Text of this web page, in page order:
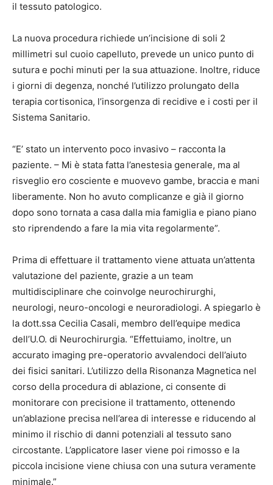
il tessuto patologico.
La nuova procedura richiede un’incisione di soli 2
millimetri sul cuoio capelluto, prevede un unico punto di
sutura e pochi minuti per la sua attuazione. Inoltre, riduce
i giorni di degenza, nonché l’utilizzo prolungato della
terapia cortisonica, l’insorgenza di recidive e i costi per il
Sistema Sanitario.
“E’ stato un intervento poco invasivo – racconta la
paziente. – Mi è stata fatta l’anestesia generale, ma al
risveglio ero cosciente e muovevo gambe, braccia e mani
liberamente. Non ho avuto complicanze e già il giorno
dopo sono tornata a casa dalla mia famiglia e piano piano
sto riprendendo a fare la mia vita regolarmente”.
Prima di effettuare il trattamento viene attuata un’attenta
valutazione del paziente, grazie a un team
multidisciplinare che coinvolge neurochirurghi,
neurologi, neuro-oncologi e neuroradiologi. A spiegarlo è
la dott.ssa Cecilia Casali, membro dell’equipe medica
dell’U.O. di Neurochirurgia. “Effettuiamo, inoltre, un
accurato imaging pre-operatorio avvalendoci dell’aiuto
dei fisici sanitari. L’utilizzo della Risonanza Magnetica nel
corso della procedura di ablazione, ci consente di
monitorare con precisione il trattamento, ottenendo
un’ablazione precisa nell’area di interesse e riducendo al
minimo il rischio di danni potenziali al tessuto sano
circostante. L’applicatore laser viene poi rimosso e la
piccola incisione viene chiusa con una sutura veramente
minimale.”